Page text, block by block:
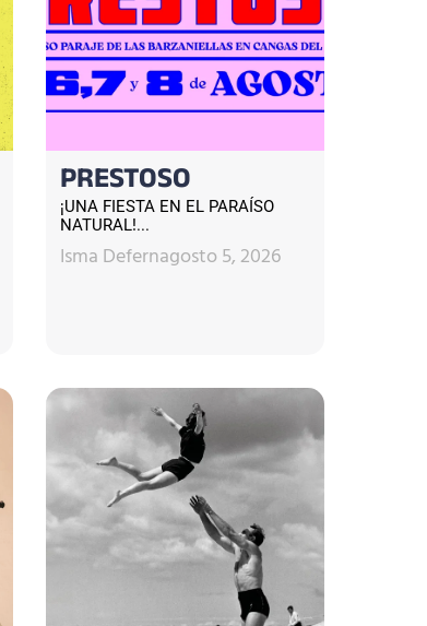
PRESTOSO
¡UNA FIESTA EN EL PARAÍSO
NATURAL!...
Isma Defernagosto 5, 2026